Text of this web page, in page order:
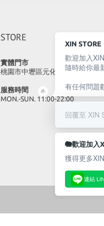
STORE
實體門市
桃園市中壢區元化路23號
服務時間
MON.-SUN. 11:00-22:00
XIN STORE
歡迎加入
隨時給你最
有任何問題
回覆至 XIN
🐘歡迎加入
獲得更多
連結